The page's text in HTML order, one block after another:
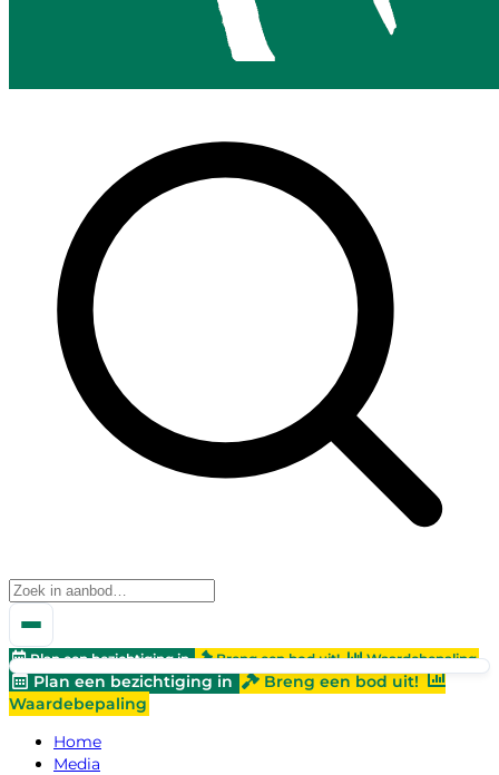
Plan een bezichtiging in Breng een bod uit! Waardebepaling
Plan een bezichtiging in
Breng een bod uit!
Waardebepaling
Home
Media